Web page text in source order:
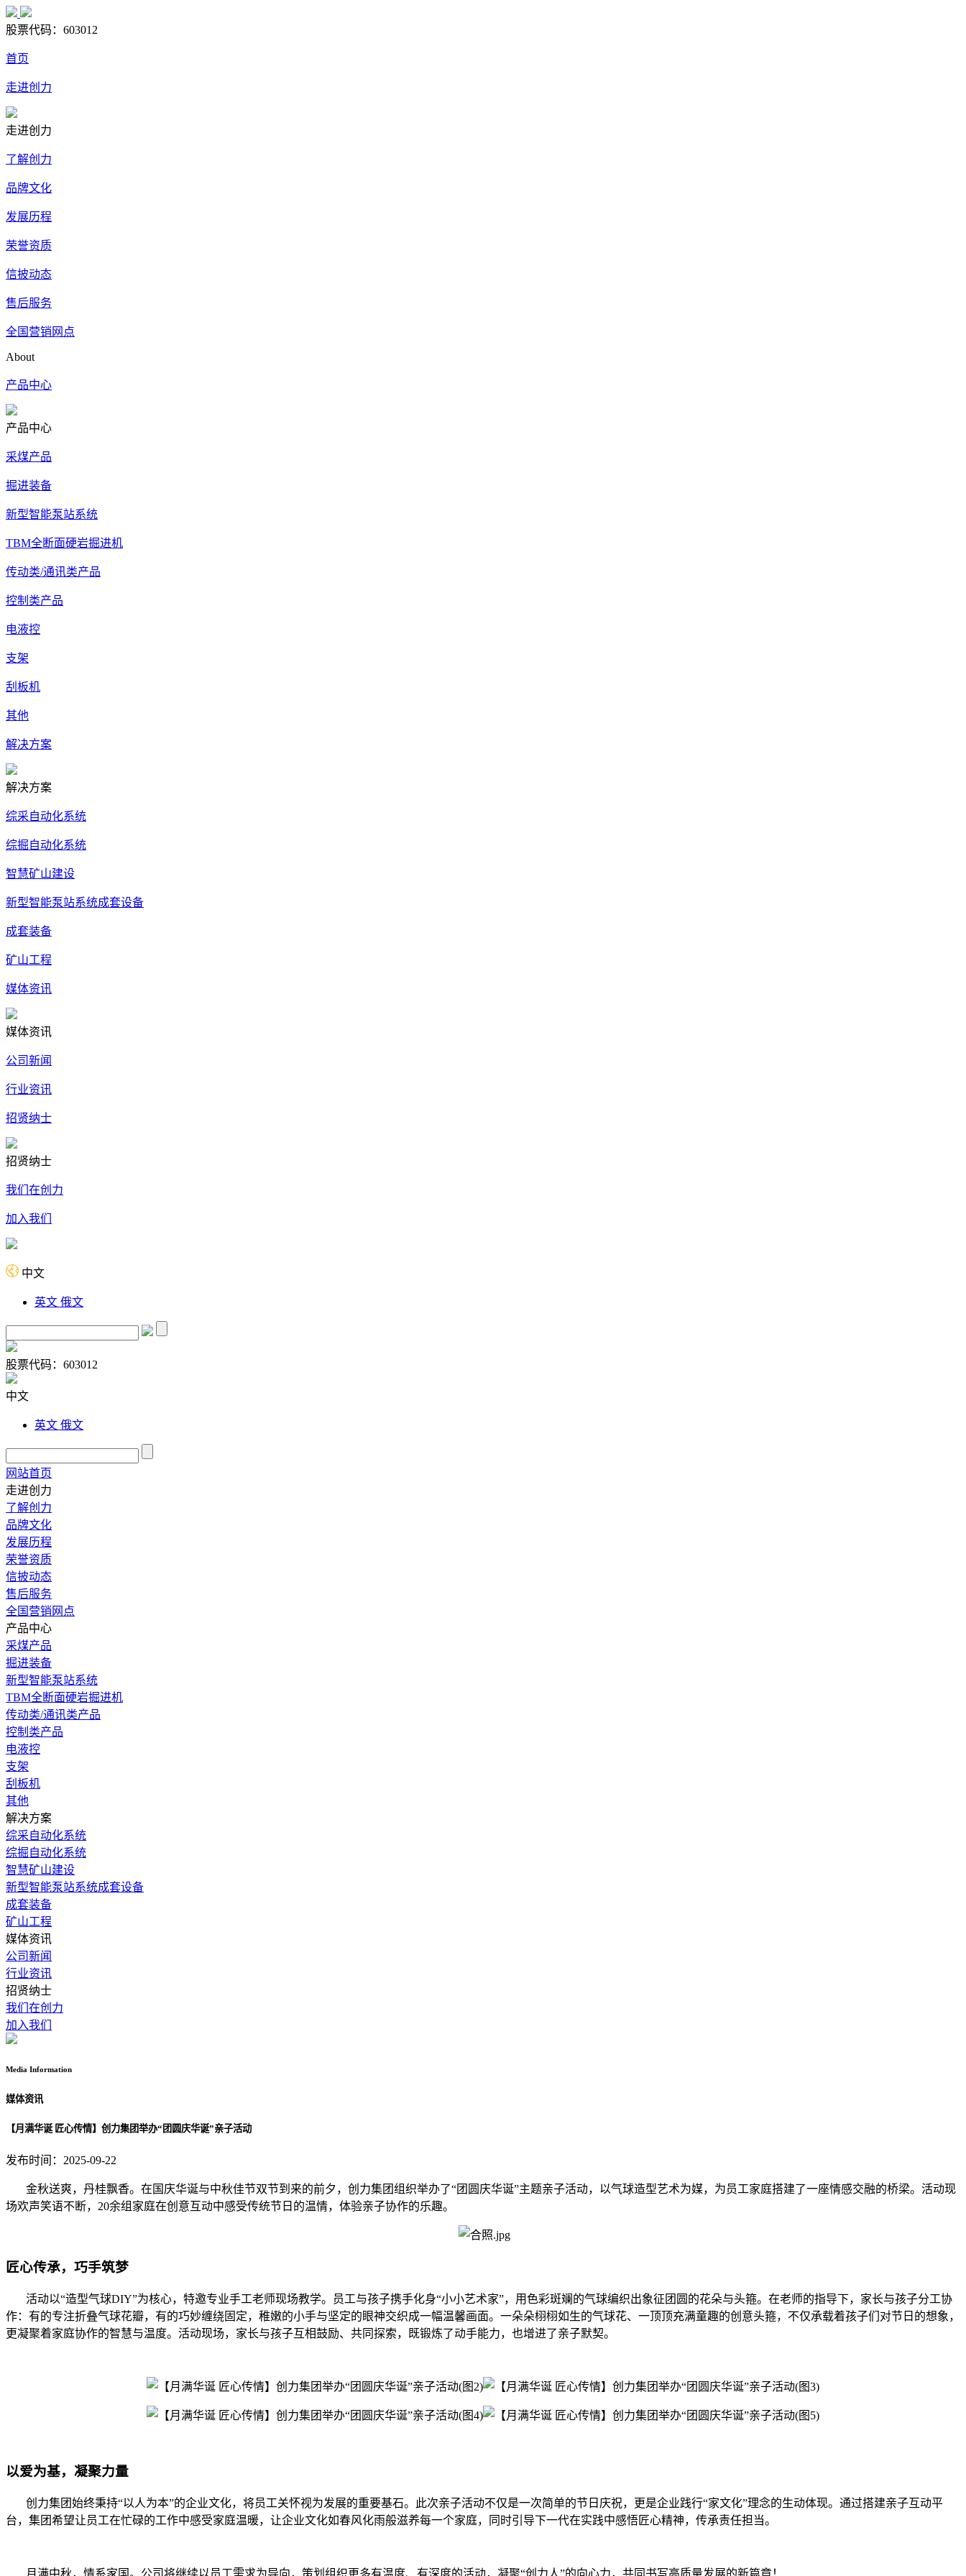
股票代码： 603012
首页
走进创力
走进创力
了解创力
品牌文化
发展历程
荣誉资质
信披动态
售后服务
全国营销网点
About
产品中心
产品中心
采煤产品
掘进装备
新型智能泵站系统
TBM全断面硬岩掘进机
传动类/通讯类产品
控制类产品
电液控
支架
刮板机
其他
解决方案
解决方案
综采自动化系统
综掘自动化系统
智慧矿山建设
新型智能泵站系统成套设备
成套装备
矿山工程
媒体资讯
媒体资讯
公司新闻
行业资讯
招贤纳士
招贤纳士
我们在创力
加入我们
中文
英文 俄文
股票代码： 603012
中文
英文 俄文
网站首页
走进创力
了解创力
品牌文化
发展历程
荣誉资质
信披动态
售后服务
全国营销网点
产品中心
采煤产品
掘进装备
新型智能泵站系统
TBM全断面硬岩掘进机
传动类/通讯类产品
控制类产品
电液控
支架
刮板机
其他
解决方案
综采自动化系统
综掘自动化系统
智慧矿山建设
新型智能泵站系统成套设备
成套装备
矿山工程
媒体资讯
公司新闻
行业资讯
招贤纳士
我们在创力
加入我们
Media Information
媒体资讯
【月满华诞 匠心传情】创力集团举办“团圆庆华诞”亲子活动​
发布时间：2025-09-22
金秋送爽，丹桂飘香。在国庆华诞与中秋佳节双节到来的前夕，创力集团组织举办了“团圆庆华诞”主题亲子活动，以气球造型艺术为媒，为员工家庭搭建了一座情感交融的桥梁。活动现
场欢声笑语不断，20余组家庭在创意互动中感受传统节日的温情，体验亲子协作的乐趣。
匠心传承，巧手筑梦
活动以“造型气球DIY”为核心，特邀专业手工老师现场教学。员工与孩子携手化身“小小艺术家”，用色彩斑斓的气球编织出象征团圆的花朵与头箍。在老师的指导下，家长与孩子分工协
作：有的专注折叠气球花瓣，有的巧妙缠绕固定，稚嫩的小手与坚定的眼神交织成一幅温馨画面。一朵朵栩栩如生的气球花、一顶顶充满童趣的创意头箍，不仅承载着孩子们对节日的想象，
更凝聚着家庭协作的智慧与温度。活动现场，家长与孩子互相鼓励、共同探索，既锻炼了动手能力，也增进了亲子默契。
以爱为基，凝聚力量
创力集团始终秉持“以人为本”的企业文化，将员工关怀视为发展的重要基石。此次亲子活动不仅是一次简单的节日庆祝，更是企业践行“家文化”理念的生动体现。通过搭建亲子互动平
台，集团希望让员工在忙碌的工作中感受家庭温暖，让企业文化如春风化雨般滋养每一个家庭，同时引导下一代在实践中感悟匠心精神，传承责任担当。